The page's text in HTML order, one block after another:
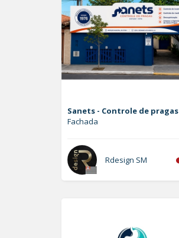
Sanets - Controle de pragas
Fachada
Rdesign SM